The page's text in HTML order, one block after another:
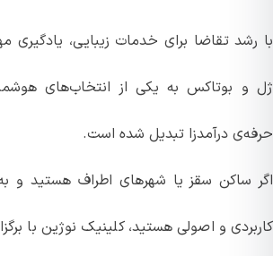
تقاضا برای خدمات زیبایی، یادگیری
بوتاکس به یکی از انتخاب‌های
درآمدزا تبدیل شده است.
ساکن سقز یا شهرهای اطراف هستید و به
و اصولی هستید، کلینیک نوژین با